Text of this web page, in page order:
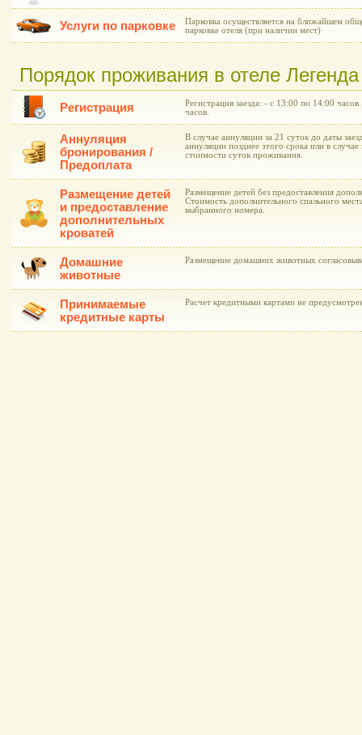
Услуги по парковке
Парковка осуществляется на ближайшем
парковке отеля (при наличии мест)
Порядок проживания в отеле Легенда
Регистрация
Регистрация заезда: - с 13:00 по 14:00
часов.
Аннуляция
бронирования /
Предоплата
В случае аннуляции за 21 суток до даты
аннуляции позднее этого срока или в случае
стоимости суток проживания.
Размещение детей
и предоставление
дополнительных
кроватей
Размещение детей без предоставления
Стоимость дополнительного спального
выбранного номера.
Домашние
животные
Размещение домашних животных
Принимаемые
кредитные карты
Расчет кредитными картами не